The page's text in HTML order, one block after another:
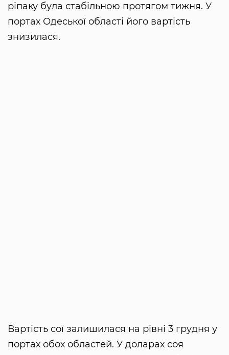
ріпаку була стабільною протягом тижня. У
портах Одеської області його вартість
знизилася.
Вартість сої залишилася на рівні 3 грудня у
портах обох областей. У доларах соя